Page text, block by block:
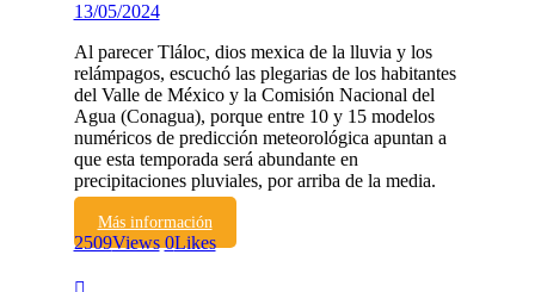
13/05/2024
Al parecer Tláloc, dios mexica de la lluvia y los
relámpagos, escuchó las plegarias de los habitantes
del Valle de México y la Comisión Nacional del
Agua (Conagua), porque entre 10 y 15 modelos
numéricos de predicción meteorológica apuntan a
que esta temporada será abundante en
precipitaciones pluviales, por arriba de la media.
Más información
2509Views 0Likes